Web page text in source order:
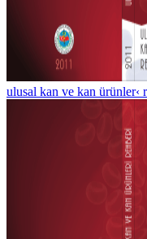
ulusal kan ve kan ürünler‹